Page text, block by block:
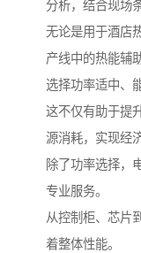
分析，结合现场
无论是用于酒店
产线中的热能辅
选择功率适中、
这不仅有助于提
源消耗，实现经
除了功率选择，
专业服务。
从控制柜、芯片
着整体性能。